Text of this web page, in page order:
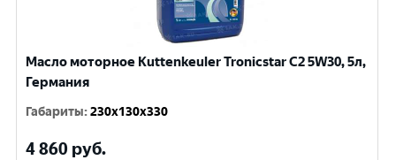
Масло моторное Kuttenkeuler Tronicstar C2 5W30, 5л,
Германия
Габариты:230x130x330
4 860 руб.